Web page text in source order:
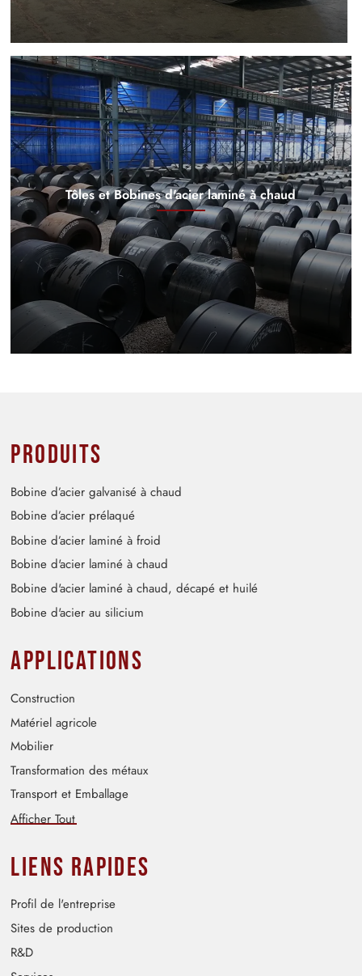
Tôles et Bobines d'acier laminé à chaud
Produits
Bobine d’acier galvanisé à chaud
Bobine d’acier prélaqué
Bobine d’acier laminé à froid
Bobine d'acier laminé à chaud
Bobine d'acier laminé à chaud, décapé et huilé
Bobine d'acier au silicium
Applications
Construction
Matériel agricole
Mobilier
Transformation des métaux
Transport et Emballage
Afficher Tout
Liens rapides
Profil de l'entreprise
Sites de production
R&D